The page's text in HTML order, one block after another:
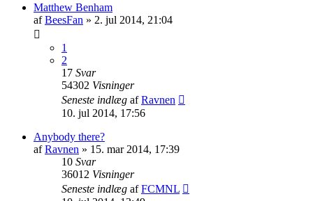
Matthew Benham
afBeesFan » 2. jul 2014, 21:04
1
2
17 Svar
54302 Visninger
Seneste indlæg afRavnen
10. jul 2014, 17:56
Anybody there?
afRavnen » 15. mar 2014, 17:39
10 Svar
36012 Visninger
Seneste indlæg afFCMNL